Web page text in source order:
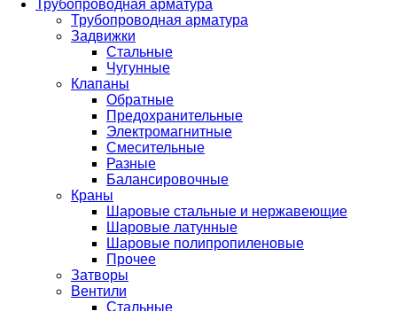
Трубопроводная арматура
Трубопроводная арматура
Задвижки
Стальные
Чугунные
Клапаны
Обратные
Предохранительные
Электромагнитные
Смесительные
Разные
Балансировочные
Краны
Шаровые стальные и нержавеющие
Шаровые латунные
Шаровые полипропиленовые
Прочее
Затворы
Вентили
Стальные